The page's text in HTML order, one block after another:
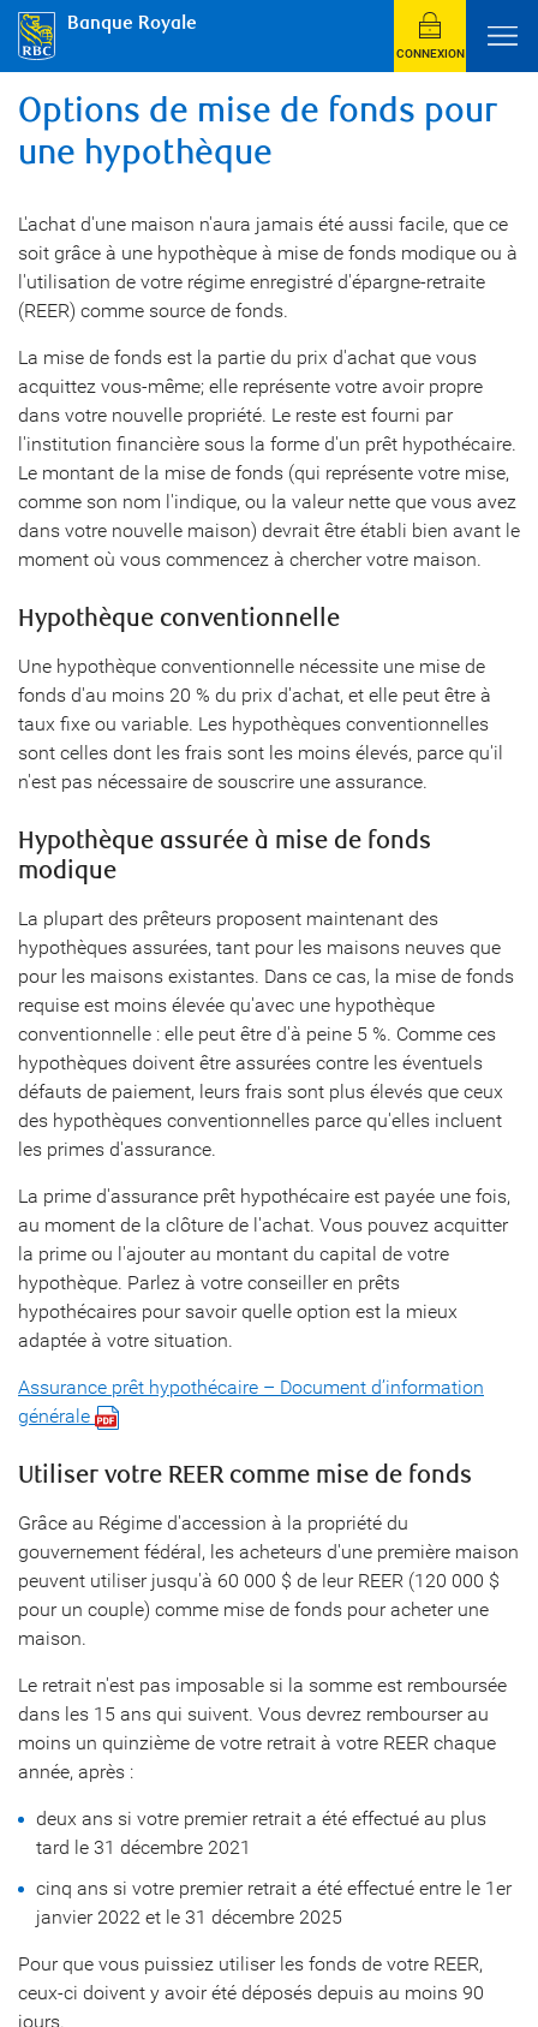
Banque Royale
CONNEXION
Options de mise de fonds pour
une hypothèque
L'achat d'une maison n'aura jamais été aussi facile, que ce
soit grâce à une hypothèque à mise de fonds modique ou à
l'utilisation de votre régime enregistré d'épargne-retraite
(REER) comme source de fonds.
La mise de fonds est la partie du prix d'achat que vous
acquittez vous-même; elle représente votre avoir propre
dans votre nouvelle propriété. Le reste est fourni par
l'institution financière sous la forme d'un prêt hypothécaire.
Le montant de la mise de fonds (qui représente votre mise,
comme son nom l'indique, ou la valeur nette que vous avez
dans votre nouvelle maison) devrait être établi bien avant le
moment où vous commencez à chercher votre maison.
Hypothèque conventionnelle
Une hypothèque conventionnelle nécessite une mise de
fonds d'au moins 20 % du prix d'achat, et elle peut être à
taux fixe ou variable. Les hypothèques conventionnelles
sont celles dont les frais sont les moins élevés, parce qu'il
n'est pas nécessaire de souscrire une assurance.
Hypothèque assurée à mise de fonds
modique
La plupart des prêteurs proposent maintenant des
hypothèques assurées, tant pour les maisons neuves que
pour les maisons existantes. Dans ce cas, la mise de fonds
requise est moins élevée qu'avec une hypothèque
conventionnelle : elle peut être d'à peine 5 %. Comme ces
hypothèques doivent être assurées contre les éventuels
défauts de paiement, leurs frais sont plus élevés que ceux
des hypothèques conventionnelles parce qu'elles incluent
les primes d'assurance.
La prime d'assurance prêt hypothécaire est payée une fois,
au moment de la clôture de l'achat. Vous pouvez acquitter
la prime ou l'ajouter au montant du capital de votre
hypothèque. Parlez à votre conseiller en prêts
hypothécaires pour savoir quelle option est la mieux
adaptée à votre situation.
Assurance prêt hypothécaire – Document d’information
générale
Utiliser votre REER comme mise de fonds
Grâce au Régime d'accession à la propriété du
gouvernement fédéral, les acheteurs d'une première maison
peuvent utiliser jusqu'à 60 000 $ de leur REER (120 000 $
pour un couple) comme mise de fonds pour acheter une
maison.
Le retrait n'est pas imposable si la somme est remboursée
dans les 15 ans qui suivent. Vous devrez rembourser au
moins un quinzième de votre retrait à votre REER chaque
année, après :
deux ans si votre premier retrait a été effectué au plus
tard le 31 décembre 2021
cinq ans si votre premier retrait a été effectué entre le 1er
janvier 2022 et le 31 décembre 2025
Pour que vous puissiez utiliser les fonds de votre REER,
ceux-ci doivent y avoir été déposés depuis au moins 90
jours.